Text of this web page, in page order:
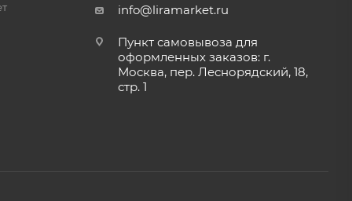
info@liramarket.ru
Пункт самовывоза для
оформленных заказов: г.
Москва, пер. Леснорядский, 18,
стр. 1